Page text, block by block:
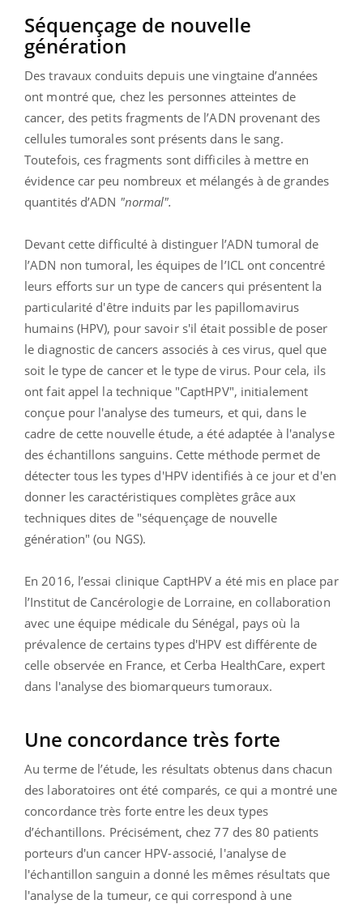
Séquençage de nouvelle
génération
Des travaux conduits depuis une vingtaine d’années
ont montré que, chez les personnes atteintes de
cancer, des petits fragments de l’ADN provenant des
cellules tumorales sont présents dans le sang.
Toutefois, ces fragments sont difficiles à mettre en
évidence car peu nombreux et mélangés à de grandes
quantités d’ADN "normal".
Devant cette difficulté à distinguer l’ADN tumoral de
l’ADN non tumoral, les équipes de l’ICL ont concentré
leurs efforts sur un type de cancers qui présentent la
particularité d'être induits par les papillomavirus
humains (HPV), pour savoir s'il était possible de poser
le diagnostic de cancers associés à ces virus, quel que
soit le type de cancer et le type de virus. Pour cela, ils
ont fait appel la technique "CaptHPV", initialement
conçue pour l'analyse des tumeurs, et qui, dans le
cadre de cette nouvelle étude, a été adaptée à l'analyse
des échantillons sanguins. Cette méthode permet de
détecter tous les types d'HPV identifiés à ce jour et d'en
donner les caractéristiques complètes grâce aux
techniques dites de "séquençage de nouvelle
génération" (ou NGS).
En 2016, l’essai clinique CaptHPV a été mis en place par
l’Institut de Cancérologie de Lorraine, en collaboration
avec une équipe médicale du Sénégal, pays où la
prévalence de certains types d'HPV est différente de
celle observée en France, et Cerba HealthCare, expert
dans l'analyse des biomarqueurs tumoraux.
Une concordance très forte
Au terme de l’étude, les résultats obtenus dans chacun
des laboratoires ont été comparés, ce qui a montré une
concordance très forte entre les deux types
d’échantillons. Précisément, chez 77 des 80 patients
porteurs d'un cancer HPV-associé, l'analyse de
l'échantillon sanguin a donné les mêmes résultats que
l'analyse de la tumeur, ce qui correspond à une